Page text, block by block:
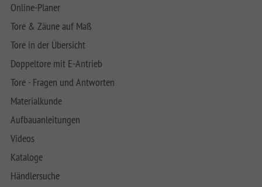
Online-Planer
Tore & Zäune auf Maß
Tore in der Übersicht
Doppeltore mit E-Antrieb
Tore - Fragen und Antworten
Materialkunde
Aufbauanleitungen
Videos
Kataloge
Händlersuche